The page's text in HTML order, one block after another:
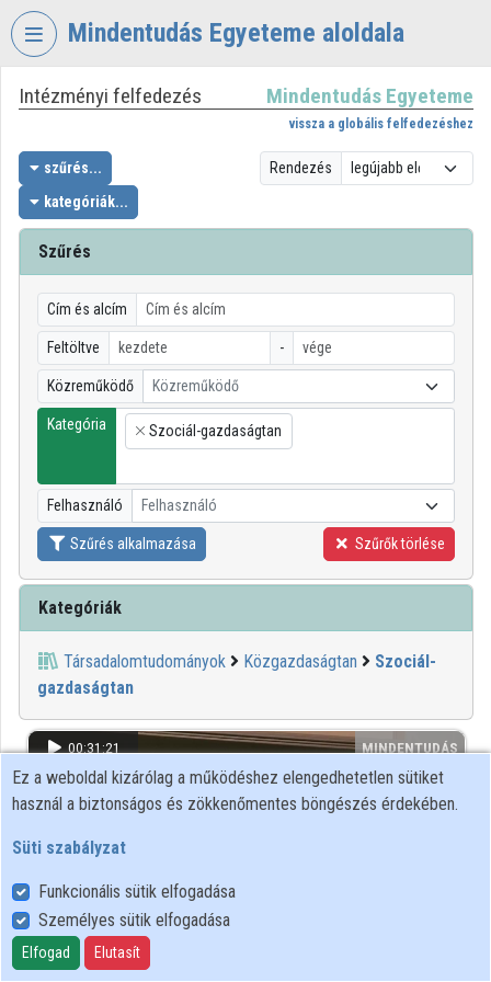
Fejléc kihagyása
Mindentudás Egyeteme aloldala
VIDEOTORIUM
MINDENTUDÁS
EGYETEME
Intézményi kezdőlap
Bejelentkezés
Intézményi felfedezés
Kategóriák
Intézményi listák
Közreműködők
Intézményi felfedezés Mindentudás Egyeteme
vissza a globális felfedezéshez
szűrés...
kategóriák...
Rendezés
Szűrés
Cím és alcím
Feltöltve -
Közreműködő Közreműködő
Kategória
×
Szociál-gazdaságtan
Felhasználó Felhasználó
Szűrés alkalmazása Szűrők törlése
Kategóriák
Társadalomtudományok Közgazdaságtan
Szociál-
gazdaságtan
00:31:21 MINDENTUDÁS
Ez a weboldal kizárólag a működéshez elengedhetetlen sütiket
használ a biztonságos és zökkenőmentes böngészés érdekében.
Süti szabályzat
Funkcionális sütik elfogadása
Személyes sütik elfogadása
Elfogad Elutasít